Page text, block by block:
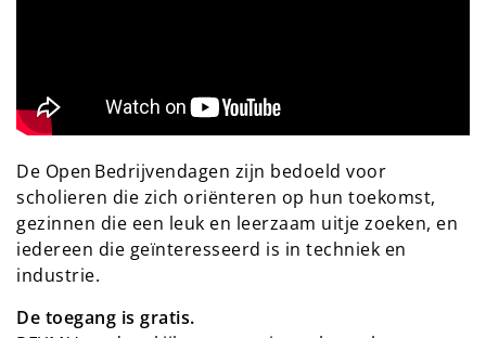
De Open Bedrijvendagen zijn bedoeld voor
scholieren die zich oriënteren op hun toekomst,
gezinnen die een leuk en leerzaam uitje zoeken, en
iedereen die geïnteresseerd is in techniek en
industrie.
De toegang is gratis.